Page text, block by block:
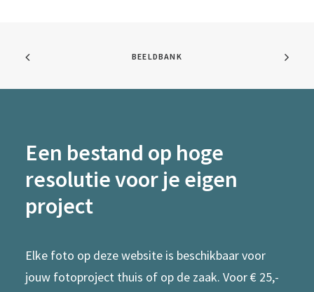
BEELDBANK
Een bestand op hoge
resolutie voor je eigen
project
Elke foto op deze website is beschikbaar voor
jouw fotoproject thuis of op de zaak. Voor € 25,-